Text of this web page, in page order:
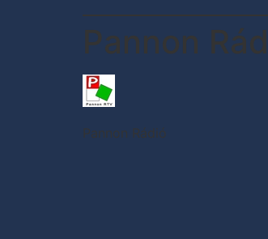
Pannon
Pannon Rádió